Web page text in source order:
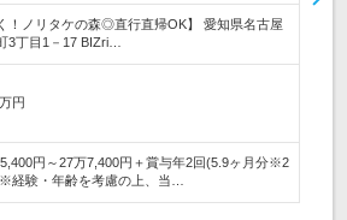
！ノリタケの森◎直行直帰OK】 愛知県名古屋
3丁目1－17 BIZri…
円
5,400円～27万7,400円＋賞与年2回(5.9ヶ月分※2
経験・年齢を考慮の上、当…